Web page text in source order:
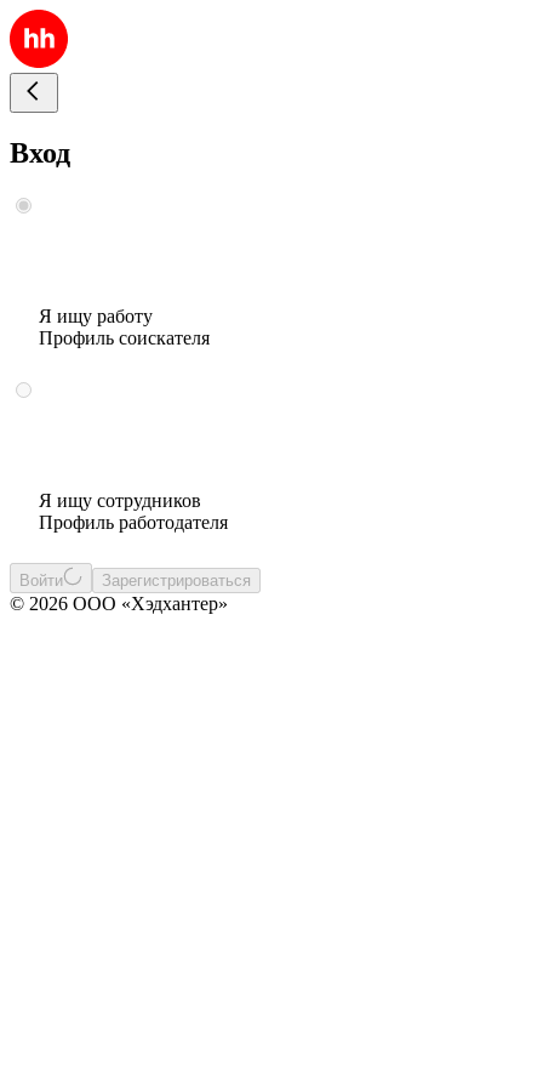
Вход
Я ищу работу
Профиль соискателя
Я ищу сотрудников
Профиль работодателя
Войти Зарегистрироваться
© 2026 ООО «Хэдхантер»